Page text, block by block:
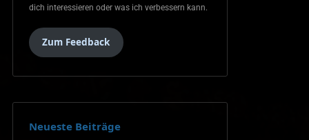
dich interessieren oder was ich verbessern kann.
Zum Feedback
Neueste Beiträge